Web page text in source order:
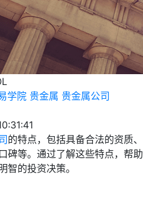
学院 贵金属 贵金属公司
的特点，包括具备合法的资质、
碑等。通过了解这些特点，帮助
智的投资决策。